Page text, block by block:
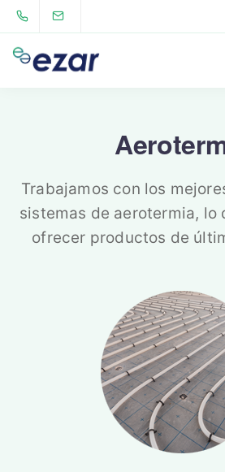
Trabajamos con los
sistemas de aerotermia, lo
ofrecer productos de